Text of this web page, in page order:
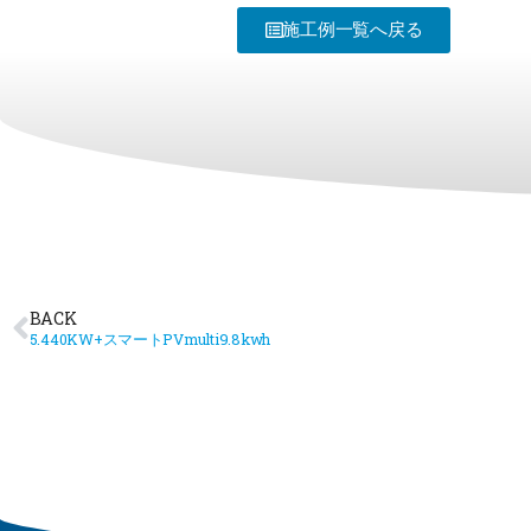
施工例一覧へ戻る
BACK
5.440KW+スマートPVmulti9.8kwh